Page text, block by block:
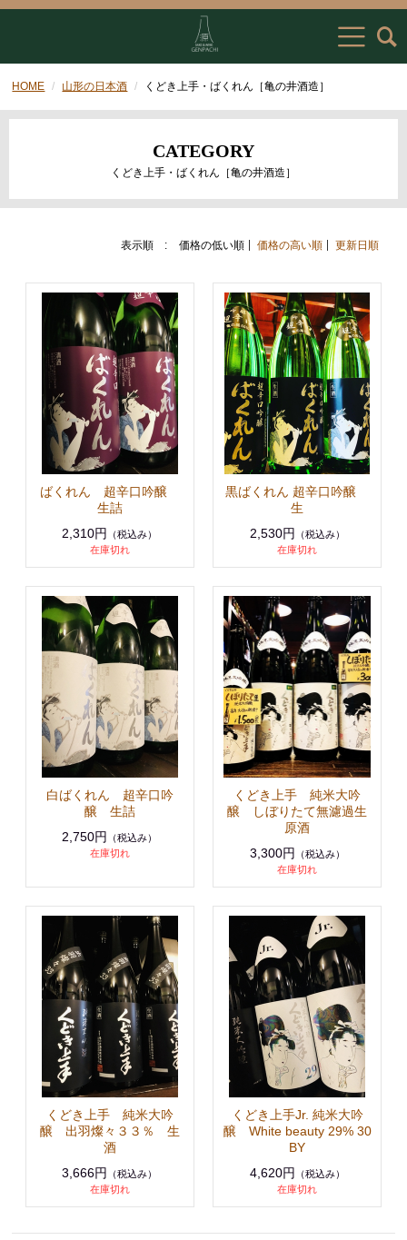
HOME 山形の日本酒 くどき上手・ばくれん［亀の井酒造］
CATEGORY
くどき上手・ばくれん［亀の井酒造］
表示順 : 価格の低い順 価格の高い順 更新日順
ばくれん 超辛口吟醸
生詰
2,310円
（税込み）
在庫切れ
黒ばくれん 超辛口吟醸
生
2,530円
（税込み）
在庫切れ
白ばくれん 超辛口吟
醸 生詰
2,750円
（税込み）
在庫切れ
くどき上手 純米大吟
醸 しぼりたて無濾過生
原酒
3,300円
（税込み）
在庫切れ
くどき上手 純米大吟
醸 出羽燦々３３％ 生
酒
3,666円
（税込み）
在庫切れ
くどき上手Jr. 純米大吟
醸 White beauty 29% 30
BY
4,620円
（税込み）
在庫切れ